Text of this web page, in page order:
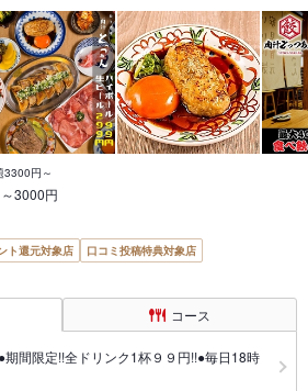
円～
3000円
ト還元対象店
口コミ投稿特典対象店
コース
間限定!!全ドリンク1杯９９円!!●毎日18時